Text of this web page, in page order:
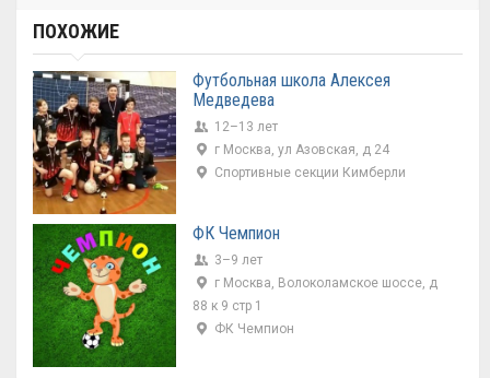
ПОХОЖИЕ
Футбольная школа Алексея
Медведева
12–13 лет
г Москва, ул Азовская, д 24
Спортивные секции Кимберли
ФК Чемпион
3–9 лет
г Москва, Волоколамское шоссе, д
88 к 9 стр 1
ФК Чемпион